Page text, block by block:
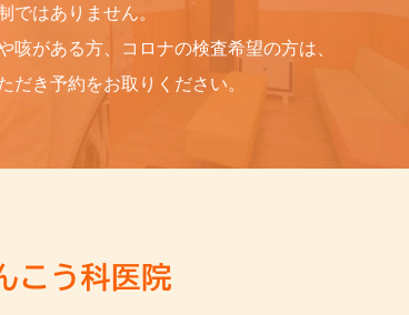
ではありません。
咳がある方、コロナの検査希望の方は、
だき予約をお取りください。